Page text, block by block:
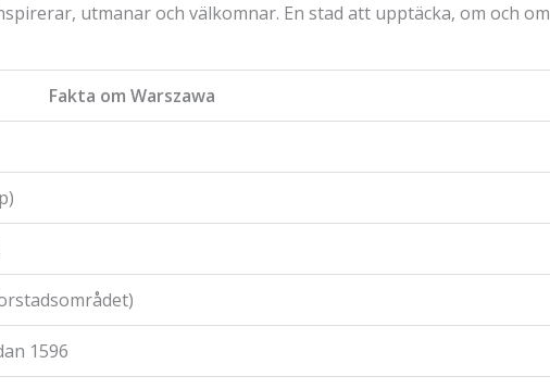
utmanar och välkomnar. En stad att upptäcka, om och om
Fakta om Warszawa
1596